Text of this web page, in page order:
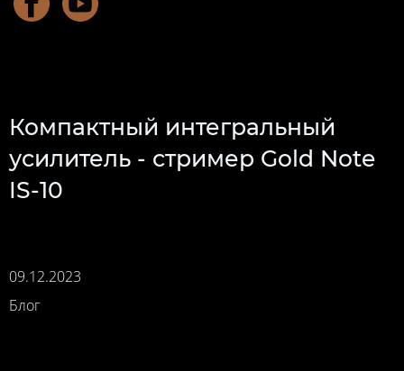
Компактный интегральный
усилитель - стример Gold Note
IS-10
09.12.2023
Блог